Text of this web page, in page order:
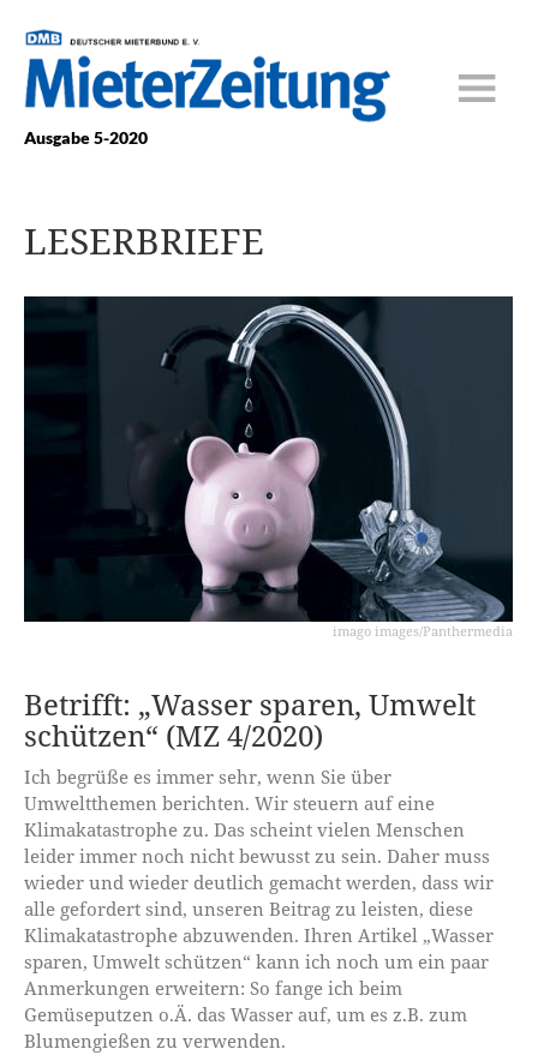
Ausgabe 5-2020
LESERBRIEFE
imago images/Panthermedia
Betrifft: „Wasser sparen, Umwelt
schützen“ (MZ 4/2020)
Ich begrüße es immer sehr, wenn Sie über
Umweltthemen berichten. Wir steuern auf eine
Klimakatastrophe zu. Das scheint vielen Menschen
leider immer noch nicht bewusst zu sein. Daher muss
wieder und wieder deutlich gemacht werden, dass wir
alle gefordert sind, unseren Beitrag zu leisten, diese
Klimakatastrophe abzuwenden. Ihren Artikel „Wasser
sparen, Umwelt schützen“ kann ich noch um ein paar
Anmerkungen erweitern: So fange ich beim
Gemüseputzen o.Ä. das Wasser auf, um es z.B. zum
Blumengießen zu verwenden.